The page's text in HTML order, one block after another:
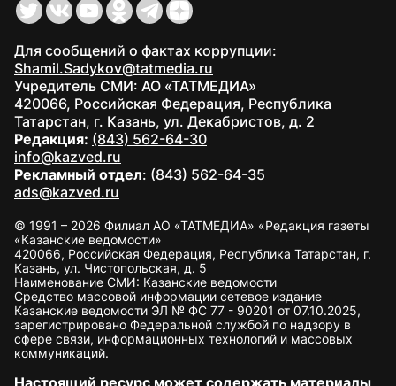
Для сообщений о фактах коррупции:
Shamil.Sadykov@tatmedia.ru
Учредитель СМИ: АО «ТАТМЕДИА»
420066, Российская Федерация, Республика
Татарстан, г. Казань, ул. Декабристов, д. 2
Редакция: (843) 562-64-30
info@kazved.ru
Рекламный отдел: (843) 562-64-35
ads@kazved.ru
© 1991 – 2026 Филиал АО «ТАТМЕДИА» «Редакция газеты
«Казанские ведомости»
420066, Российская Федерация, Республика Татарстан, г.
Казань, ул. Чистопольская, д. 5
Наименование СМИ: Казанские ведомости
Средство массовой информации сетевое издание
Казанские ведомости ЭЛ № ФС 77 - 90201 от 07.10.2025,
зарегистрировано Федеральной службой по надзору в
сфере связи, информационных технологий и массовых
коммуникаций.
Настоящий ресурс может содержать материалы